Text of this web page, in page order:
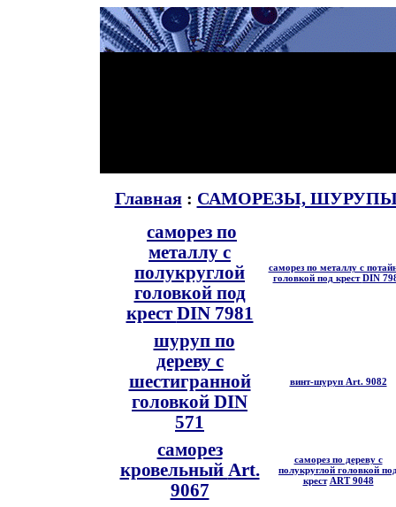
Главная: САМОРЕЗЫ, ШУРУПЫ
саморез по
металлу с
полукруглой
головкой под
крест DIN 7981
саморез по металлу с
головкой под крестDIN
шуруп по
дереву с
шестигранной
головкой DIN
571
винт-шуруп Art. 9082
саморез
кровельный Art.
9067
саморез по дереву с
полукруглой головкой
крест ART 9048